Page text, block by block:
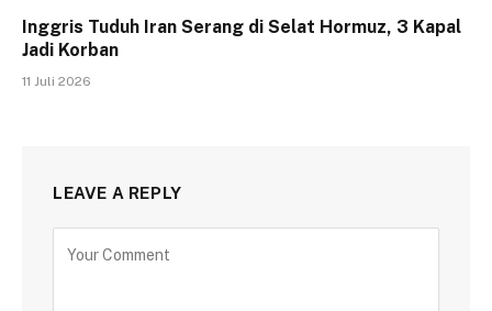
Inggris Tuduh Iran Serang di Selat Hormuz, 3 Kapal
Jadi Korban
11 Juli 2026
LEAVE A REPLY